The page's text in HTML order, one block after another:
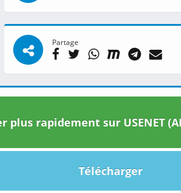
Partage
plus rapidement sur USENET
Télécharger